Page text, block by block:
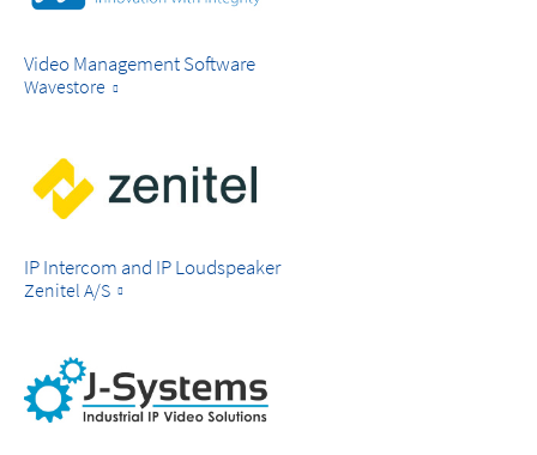
Video Management Software
Wavestore
IP Intercom and IP Loudspeaker
Zenitel A/S